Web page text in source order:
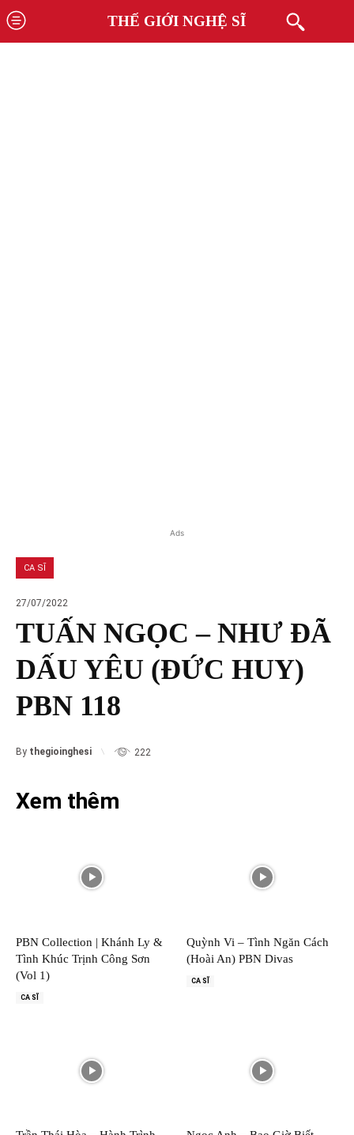
THẾ GIỚI NGHỆ SĨ
Ads
CA SĨ
27/07/2022
TUẤN NGỌC – NHƯ ĐÃ
DẤU YÊU (ĐỨC HUY)
PBN 118
By thegioinghesi 222
Xem thêm
PBN Collection | Khánh Ly &
Tình Khúc Trịnh Công Sơn
(Vol 1)
CA SĨ
Quỳnh Vi – Tình Ngăn Cách
(Hoài An) PBN Divas
CA SĨ